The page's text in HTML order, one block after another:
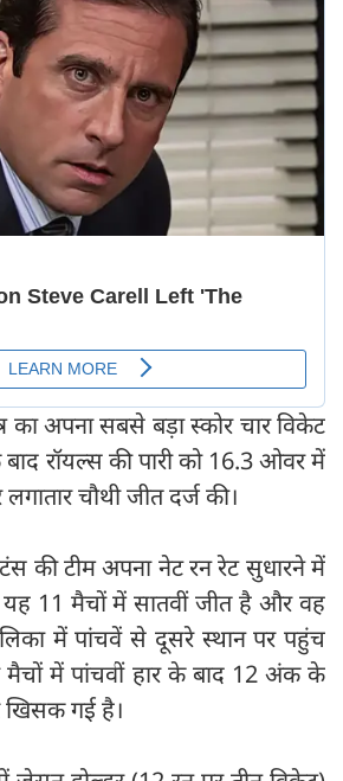
का अपना सबसे बड़ा स्कोर चार विकेट
रॉयल्स की पारी को 16.3 ओवर में
चौथी जीत दर्ज की।
की टीम अपना नेट रन रेट सुधारने में
11 मैचों में सातवीं जीत है और वह
में पांचवें से दूसरे स्थान पर पहुंच
मैचों में पांचवीं हार के बाद 12 अंक के
खिसक गई है।